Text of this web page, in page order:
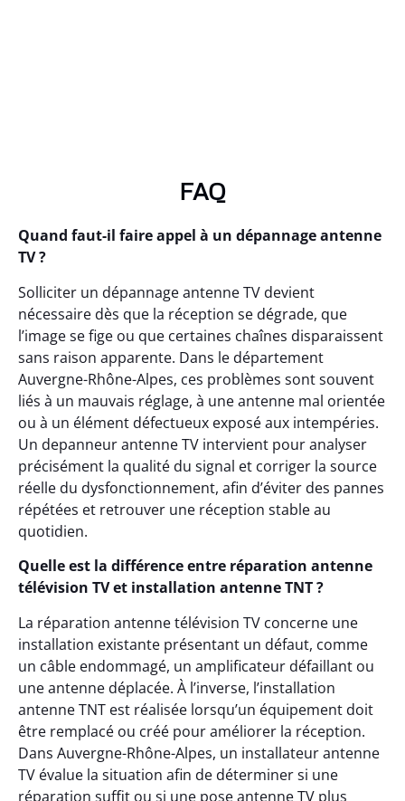
FAQ
Quand faut-il faire appel à un dépannage antenne
TV ?
Solliciter un dépannage antenne TV devient
nécessaire dès que la réception se dégrade, que
l’image se fige ou que certaines chaînes disparaissent
sans raison apparente. Dans le département
Auvergne-Rhône-Alpes, ces problèmes sont souvent
liés à un mauvais réglage, à une antenne mal orientée
ou à un élément défectueux exposé aux intempéries.
Un depanneur antenne TV intervient pour analyser
précisément la qualité du signal et corriger la source
réelle du dysfonctionnement, afin d’éviter des pannes
répétées et retrouver une réception stable au
quotidien.
Quelle est la différence entre réparation antenne
télévision TV et installation antenne TNT ?
La réparation antenne télévision TV concerne une
installation existante présentant un défaut, comme
un câble endommagé, un amplificateur défaillant ou
une antenne déplacée. À l’inverse, l’installation
antenne TNT est réalisée lorsqu’un équipement doit
être remplacé ou créé pour améliorer la réception.
Dans Auvergne-Rhône-Alpes, un installateur antenne
TV évalue la situation afin de déterminer si une
réparation suffit ou si une pose antenne TV plus